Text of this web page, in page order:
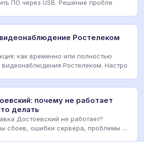
ПО через USB. Решение пробле
Ростелеком
как временно или полностью
Ростелеком. Настро
почему не работает
делать
Достоевский не работает?
сбоев, ошибки сервера, проблемы с